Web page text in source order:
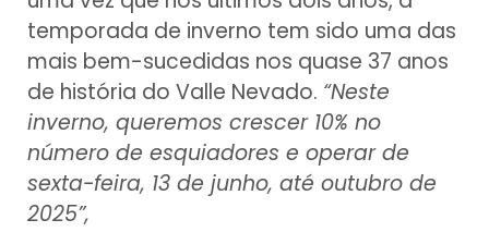
temporada de inverno tem sido uma das
mais bem-sucedidas nos quase 37 anos
de história do Valle Nevado. “Neste
inverno, queremos crescer 10% no
número de esquiadores e operar de
sexta-feira, 13 de junho, até outubro de
2025”,